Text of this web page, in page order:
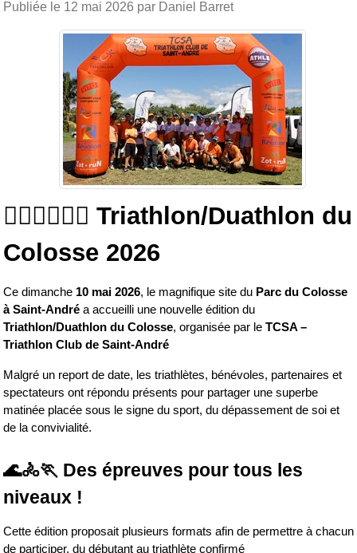
Publiée le 12 mai 2026 par Daniel Barret
🏊‍♂️🚴‍♀️🏃‍♂️ Triathlon/Duathlon du
Colosse 2026
Ce dimanche 10 mai 2026, le magnifique site du Parc du Colosse
à Saint-André
Triathlon/Duathlon du Colosse, organisée par le TCSA –
Triathlon Club de Saint-André
Malgré un report de date, les triathlètes, bénévoles, partenaires et
spectateurs ont répondu présents pour partager une superbe
matinée placée sous le signe du sport, du dépassement de soi et
de la convivialité.
🌊🚴🏃 Des épreuves pour tous les
niveaux !
Cette édition proposait plusieurs formats afin de permettre à chacun
de participer, du débutant au triathlète confirmé